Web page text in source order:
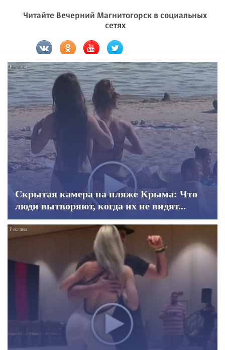
Читайте Вечерний Магнитогорск в социальных
сетях
Скрытая камера на пляже Крыма: Что
люди вытворяют, когда их не видят...